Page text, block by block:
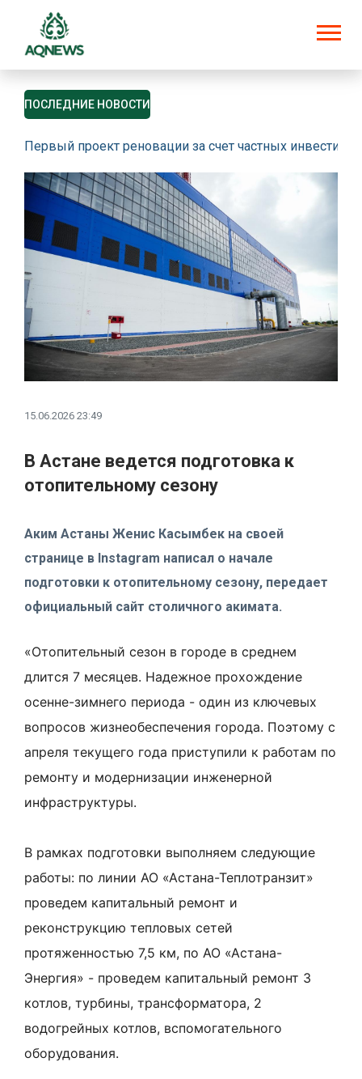
ПОСЛЕДНИЕ НОВОСТИ
Первый проект реновации за счет частных
15.06.2026 23:49
В Астане ведется подготовка к
отопительному сезону
Аким Астаны Женис Касымбек на своей
странице в Instagram написал о начале
подготовки к отопительному сезону, передает
официальный сайт столичного акимата.
«Отопительный сезон в городе в среднем
длится 7 месяцев. Надежное прохождение
осенне-зимнего периода - один из ключевых
вопросов жизнеобеспечения города. Поэтому с
апреля текущего года приступили к работам по
ремонту и модернизации инженерной
инфраструктуры.
В рамках подготовки выполняем следующие
работы: по линии АО «Астана-Теплотранзит»
проведем капитальный ремонт и
реконструкцию тепловых сетей
протяженностью 7,5 км, по АО «Астана-
Энергия» - проведем капитальный ремонт 3
котлов, турбины, трансформатора, 2
водогрейных котлов, вспомогательного
оборудования.